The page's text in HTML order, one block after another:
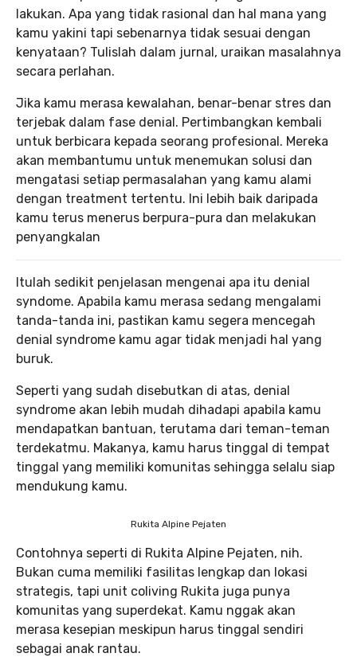
lakukan. Apa yang tidak rasional dan hal mana yang
kamu yakini tapi sebenarnya tidak sesuai dengan
kenyataan? Tulislah dalam jurnal, uraikan masalahnya
secara perlahan.
Jika kamu merasa kewalahan, benar-benar stres dan
terjebak dalam fase denial. Pertimbangkan kembali
untuk berbicara kepada seorang profesional. Mereka
akan membantumu untuk menemukan solusi dan
mengatasi setiap permasalahan yang kamu alami
dengan treatment tertentu. Ini lebih baik daripada
kamu terus menerus berpura-pura dan melakukan
penyangkalan
Itulah sedikit penjelasan mengenai apa itu denial
syndome. Apabila kamu merasa sedang mengalami
tanda-tanda ini, pastikan kamu segera mencegah
denial syndrome kamu agar tidak menjadi hal yang
buruk.
Seperti yang sudah disebutkan di atas, denial
syndrome akan lebih mudah dihadapi apabila kamu
mendapatkan bantuan, terutama dari teman-teman
terdekatmu. Makanya, kamu harus tinggal di tempat
tinggal yang memiliki komunitas sehingga selalu siap
mendukung kamu.
Rukita Alpine Pejaten
Contohnya seperti di Rukita Alpine Pejaten, nih.
Bukan cuma memiliki fasilitas lengkap dan lokasi
strategis, tapi unit coliving Rukita juga punya
komunitas yang superdekat. Kamu nggak akan
merasa kesepian meskipun harus tinggal sendiri
sebagai anak rantau.